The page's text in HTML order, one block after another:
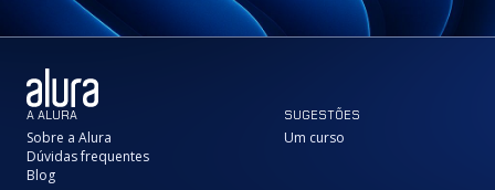
A ALURA
Sobre a Alura
Dúvidas frequentes
Blog
SUGESTÕES
Um curso